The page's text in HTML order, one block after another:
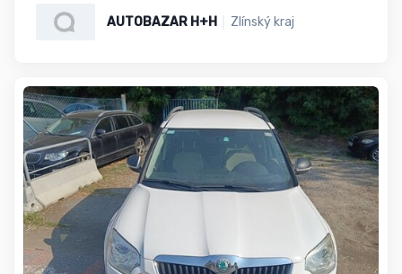
AUTOBAZAR H+H Zlínský kraj